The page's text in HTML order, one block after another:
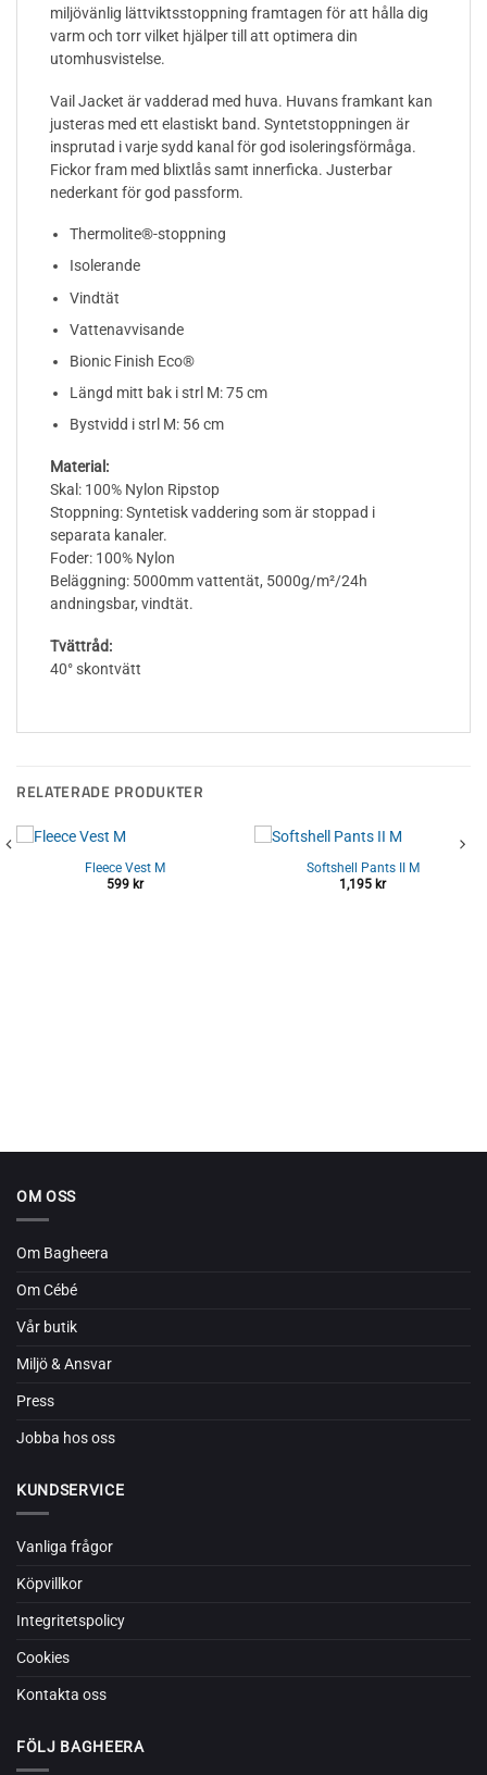
miljövänlig lättviktsstoppning framtagen för att hålla dig
varm och torr vilket hjälper till att optimera din
utomhusvistelse.
Vail Jacket är vadderad med huva. Huvans framkant kan
justeras med ett elastiskt band. Syntetstoppningen är
insprutad i varje sydd kanal för god isoleringsförmåga.
Fickor fram med blixtlås samt innerficka. Justerbar
nederkant för god passform.
Thermolite®-stoppning
Isolerande
Vindtät
Vattenavvisande
Bionic Finish Eco®
Längd mitt bak i strl M: 75 cm
Bystvidd i strl M: 56 cm
Material:
Skal: 100% Nylon Ripstop
Stoppning: Syntetisk vaddering som är stoppad i
separata kanaler.
Foder: 100% Nylon
Beläggning: 5000mm vattentät, 5000g/m²/24h
andningsbar, vindtät.
Tvättråd:
40° skontvätt
RELATERADE PRODUKTER
Fleece Vest M
599 kr
Softshell Pants II M
1,195 kr
OM OSS
Om Bagheera
Om Cébé
Vår butik
Miljö & Ansvar
Press
Jobba hos oss
KUNDSERVICE
Vanliga frågor
Köpvillkor
Integritetspolicy
Cookies
Kontakta oss
FÖLJ BAGHEERA